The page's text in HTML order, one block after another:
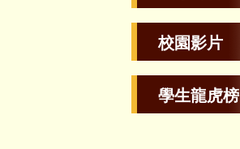
校園影片
學生龍虎榜